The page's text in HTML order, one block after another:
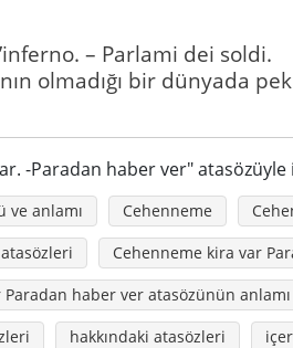
– Parlami dei soldi.
olmadığı bir dünyada
-Paradan haber ver"
ve anlamı Cehenneme
Cehenneme kira var
haber ver atasözünün anlamı
hakkındaki atasözleri